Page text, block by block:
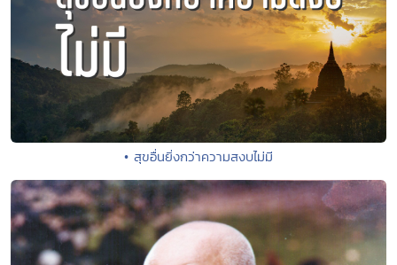
• สุขอื่นยิ่งกว่าความสงบไม่มี